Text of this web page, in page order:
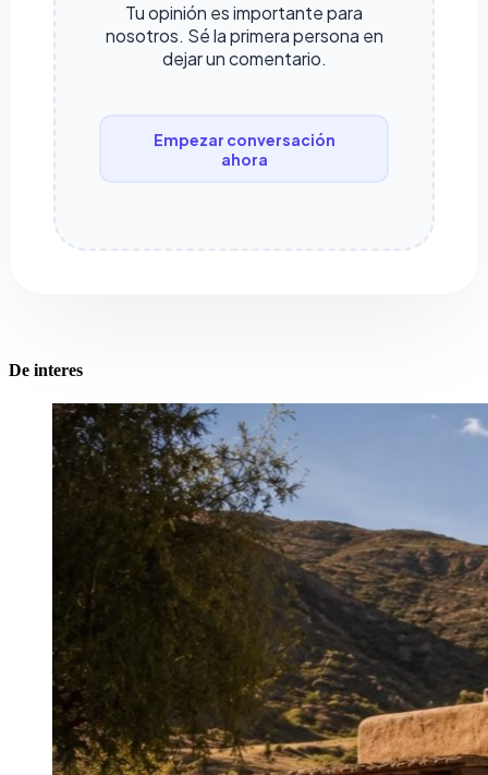
Tu opinión es importante para
nosotros. Sé la primera persona en
dejar un comentario.
Empezar conversación
ahora
De interes